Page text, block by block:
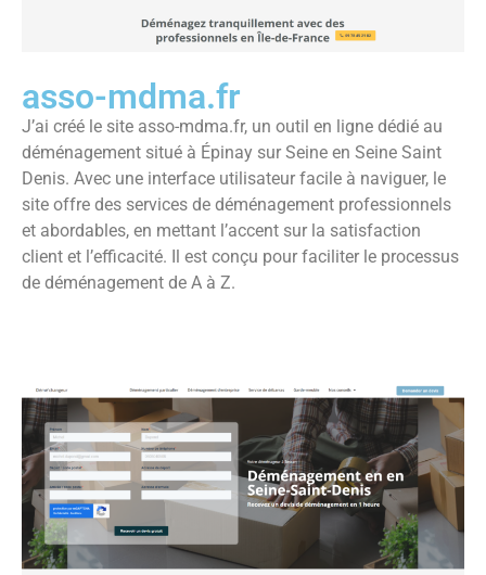
asso-mdma.fr
J’ai créé le site asso-mdma.fr, un outil en ligne dédié au
déménagement situé à Épinay sur Seine en Seine Saint
Denis. Avec une interface utilisateur facile à naviguer, le
site offre des services de déménagement professionnels
et abordables, en mettant l’accent sur la satisfaction
client et l’efficacité. Il est conçu pour faciliter le processus
de déménagement de A à Z.